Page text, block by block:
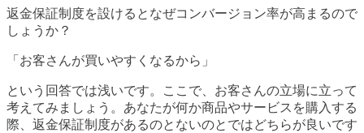
返金保証制度を設けるとなぜコンバージョン率が高まるので
しょうか？
「お客さんが買いやすくなるから」
という回答では浅いです。ここで、お客さんの立場に立って
考えてみましょう。あなたが何か商品やサービスを購入する
際、返金保証制度があるのとないのとではどちらが良いです